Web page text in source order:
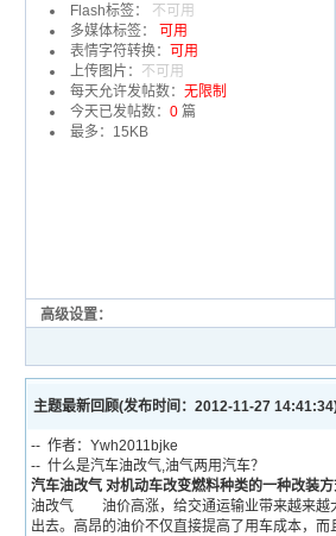
Flash标签：
不可用
多媒体标签：
可用
表情字符转换：
可用
上传图片：
不可用
每天允许发帖数： 无限制
今天已发帖数： 0篇
最多：15KB
高级设置：
主题最新回顾(发布时间：2012-11-27
-- 作者：Ywh2011bjke
-- 什么是汽车油改气,油气两用汽车？
汽车油改气 对机动车改变燃料种类的一种改装方
油改气油价高涨，给交通运输业带来越来越大
出去。高昂的油价不仅直接提高了用车成本，